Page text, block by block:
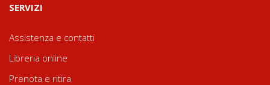
SERVIZI
Assistenza e contatti
Libreria online
Prenota e ritira